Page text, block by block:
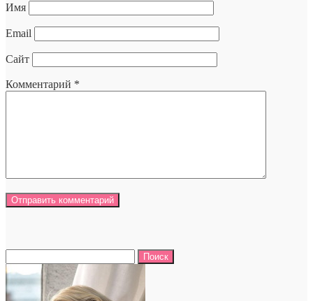
Имя
Email
Сайт
Комментарий *